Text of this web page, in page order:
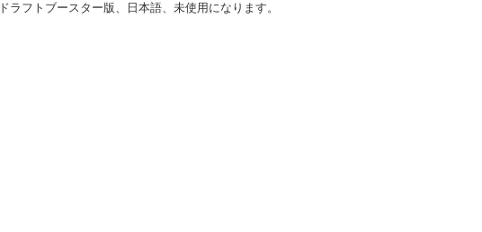
ドラフトブースター版、日本語、未使用になります。